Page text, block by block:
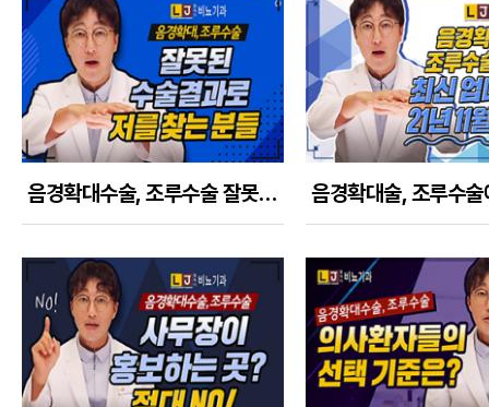
음경확대수술, 조루수술 잘못된 남성수술 결과로 저를 찾아오는 분들